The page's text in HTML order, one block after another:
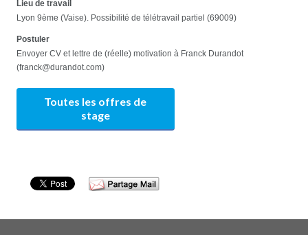
Lieu de travail
Lyon 9ème (Vaise). Possibilité de télétravail partiel (69009)
Postuler
Envoyer CV et lettre de (réelle) motivation à Franck Durandot
(franck@durandot.com)
Toutes les offres de
stage